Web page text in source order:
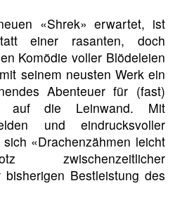
«Shrek» erwartet, ist
einer rasanten, doch
Komödie voller Blödeleien
seinem neusten Werk ein
Abenteuer für (fast)
auf die Leinwand. Mit
und eindrucksvoller
«Drachenzähmen leicht
zwischenzeitlicher
bisherigen Bestleistung des